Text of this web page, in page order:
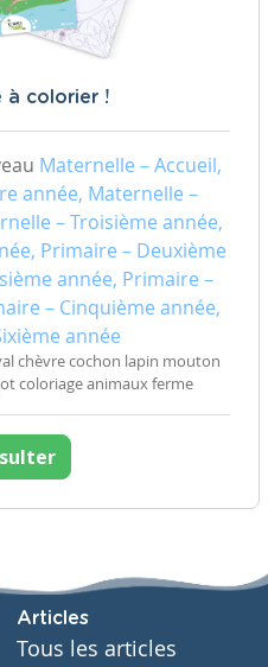
à colorier !
Maternelle – Accueil,
année, Maternelle –
– Troisième année,
Primaire – Deuxième
année, Primaire –
– Cinquième année,
année
chèvre cochon lapin mouton
coloriage animaux ferme
Articles
Tous les articles